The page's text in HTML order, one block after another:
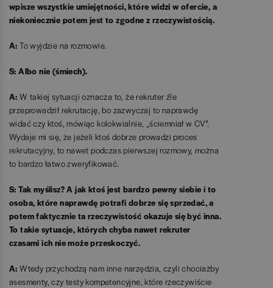
wpisze wszystkie umiejętności, które widzi w ofercie, a
niekoniecznie potem jest to zgodne z rzeczywistością.
A: To wyjdzie na rozmowie.
S: Albo nie (śmiech).
A: W takiej sytuacji oznacza to, że rekruter źle
przeprowadził rekrutację, bo zazwyczaj to naprawdę
widać czy ktoś, mówiąc kolokwialnie, „ściemniał w CV”.
Wydaje mi się, że jeżeli ktoś dobrze prowadzi proces
rekrutacyjny, to nawet podczas pierwszej rozmowy, można
to bardzo łatwo zweryfikować.
S: Tak myślisz? A jak ktoś jest bardzo pewny siebie i to
osoba, które naprawdę potrafi dobrze się sprzedać, a
potem faktycznie ta rzeczywistość okazuje się być inna.
To takie sytuacje, których chyba nawet rekruter
czasami ich nie może przeskoczyć.
A: Wtedy przychodzą nam inne narzędzia, czyli chociażby
asesmenty, czy testy kompetencyjne, które rzeczywiście